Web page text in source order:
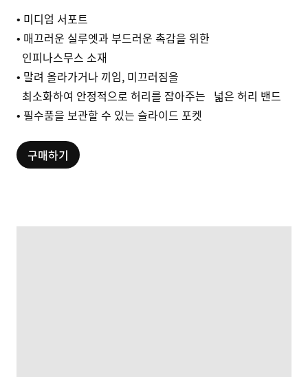
• 미디엄 서포트
• 매끄러운 실루엣과 부드러운 촉감을 위한
인피나스무스 소재
• 말려 올라가거나 끼임, 미끄러짐을
최소화하여 안정적으로 허리를 잡아주는 넓은 허리 밴드
• 필수품을 보관할 수 있는 슬라이드 포켓
구매하기